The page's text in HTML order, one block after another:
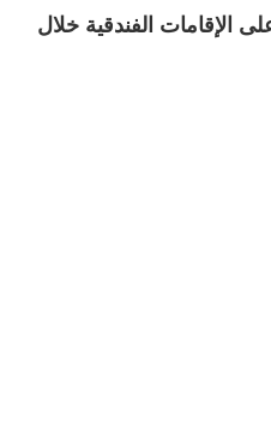
الإقامات الفندقية خلال